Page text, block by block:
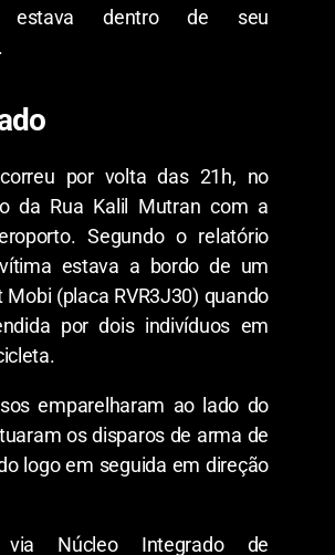
estava dentro de seu
por volta das 21h, no
da Rua Kalil Mutran com a
Segundo o relatório
estava a bordo de um
Mobi (placa RVR3J30) quando
por dois indivíduos em
emparelharam ao lado do
os disparos de arma de
logo em seguida em direção
via Núcleo Integrado de